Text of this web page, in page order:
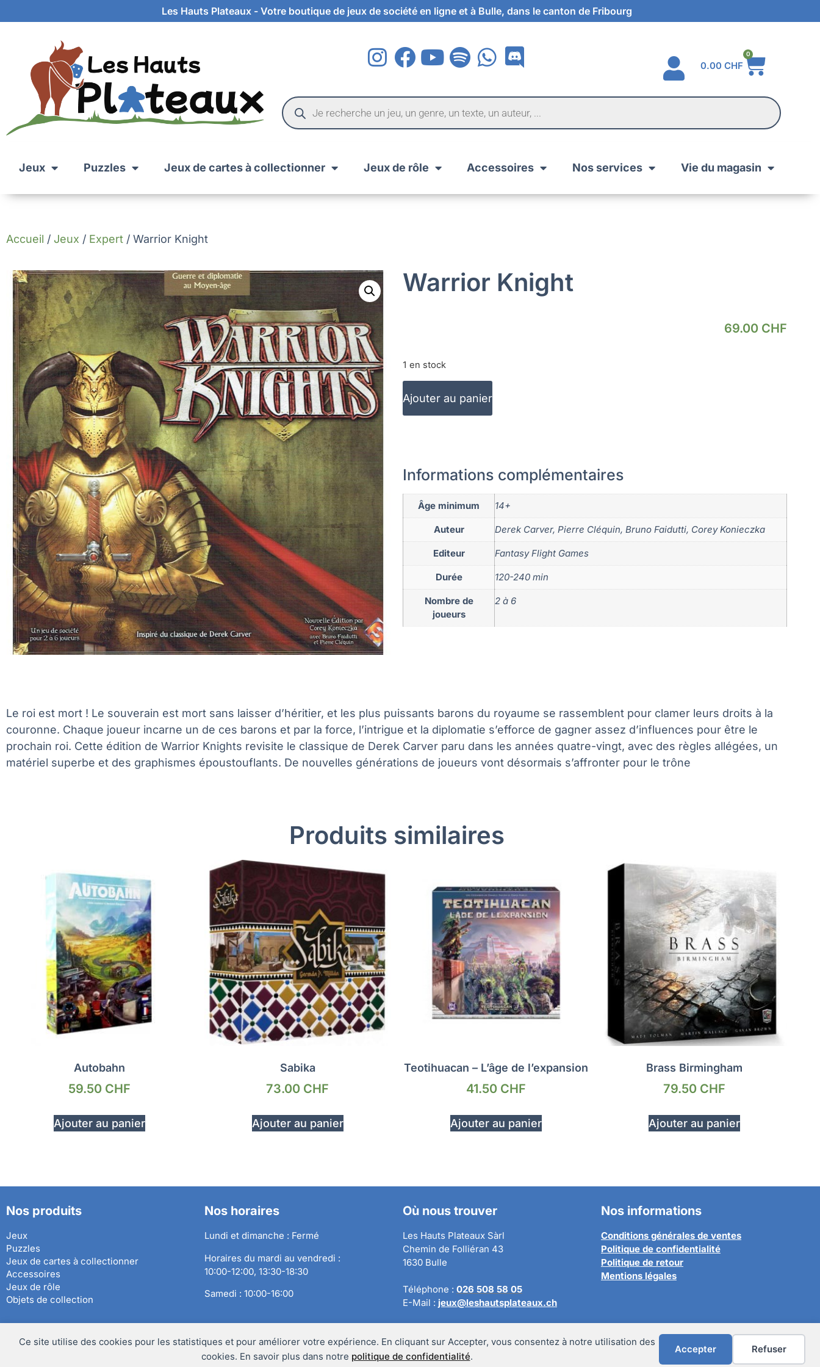
Ce site utilise des cookies pour les statistiques et pour améliorer votre expérience. En cliquant sur Accepter, vous consentez à notre utilisation des
cookies. En savoir plus dans notre politique de confidentialité.
Accepter Refuser
Préférences des cookies
Les Hauts Plateaux - Votre boutique de jeux de société en ligne et à Bulle, dans le canton de Fribourg
0.00 CHF
0
Jeux Puzzles Jeux de cartes à collectionner Jeux de rôle Accessoires Nos services Vie du magasin
Accueil / Jeux / Expert / Warrior Knight
Warrior Knight
69.00 CHF
1 en stock
Ajouter au panier
Informations complémentaires
Âge minimum 14+
Auteur Derek Carver, Pierre Cléquin, Bruno Faidutti, Corey Konieczka
Editeur Fantasy Flight Games
Durée 120-240 min
Nombre de
joueurs
2 à 6
Le roi est mort ! Le souverain est mort sans laisser d’héritier, et les plus puissants barons du royaume se rassemblent pour clamer leurs droits à la
couronne. Chaque joueur incarne un de ces barons et par la force, l’intrigue et la diplomatie s’efforce de gagner assez d’influences pour être le
prochain roi. Cette édition de Warrior Knights revisite le classique de Derek Carver paru dans les années quatre-vingt, avec des règles allégées, un
matériel superbe et des graphismes époustouflants. De nouvelles générations de joueurs vont désormais s’affronter pour le trône
Produits similaires
Autobahn
59.50 CHF
Ajouter au panier
Sabika
73.00 CHF
Ajouter au panier
Teotihuacan – L’âge de l’expansion
41.50 CHF
Ajouter au panier
Brass Birmingham
79.50 CHF
Ajouter au panier
Nos produits
Jeux
Puzzles
Jeux de cartes à collectionner
Accessoires
Jeux de rôle
Objets de collection
Nos horaires
Lundi et dimanche : Fermé
Horaires du mardi au vendredi :
10:00-12:00, 13:30-18:30
Samedi : 10:00-16:00
Où nous trouver
Les Hauts Plateaux Sàrl
Chemin de Folliéran 43
1630 Bulle
Téléphone : 026 508 58 05
E-Mail : jeux@leshautsplateaux.ch
Nos informations
Conditions générales de ventes
Politique de confidentialité
Politique de retour
Mentions légales
@Copyright 2024 – Les Hauts Plateaux Sàrl